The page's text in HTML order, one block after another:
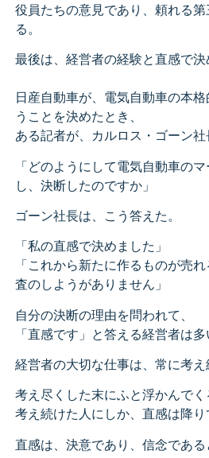
役員たちの意見であり、頼れる
る。
最後は、経営者の経験と直感で決
日産自動車が、電気自動車の本
うことを決めたとき、
ある記者が、カルロス・ゴーン社
「どのようにして電気自動車の
し、決断したのですか」
ゴーン社長は、こう答えた。
「私の直感で決めました」
「これから新たに作るものが売れ
査のしようがありません」
自分の決断の理由を問われて、
「直感です」 と答える経営者は多
経営者の大切な仕事は、常に考え
考え尽くした末にふと浮かんでく
考え続けた人にしか、直感は降り
直感は、決意であり、信念である